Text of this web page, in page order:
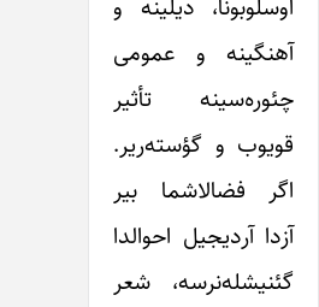
آهنگینه و عمومی
چئوره‌سینه تأثیر
قویوب و گؤسته‌ریر.
اگر فضالاشما بیر
آزدا آردیجیل احوالدا
گئنیشله‌نرسه، شعر